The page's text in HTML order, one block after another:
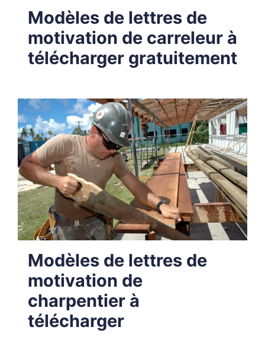
Modèles de lettres de
motivation de carreleur à
télécharger gratuitement
Modèles de lettres de
motivation de
charpentier à
télécharger